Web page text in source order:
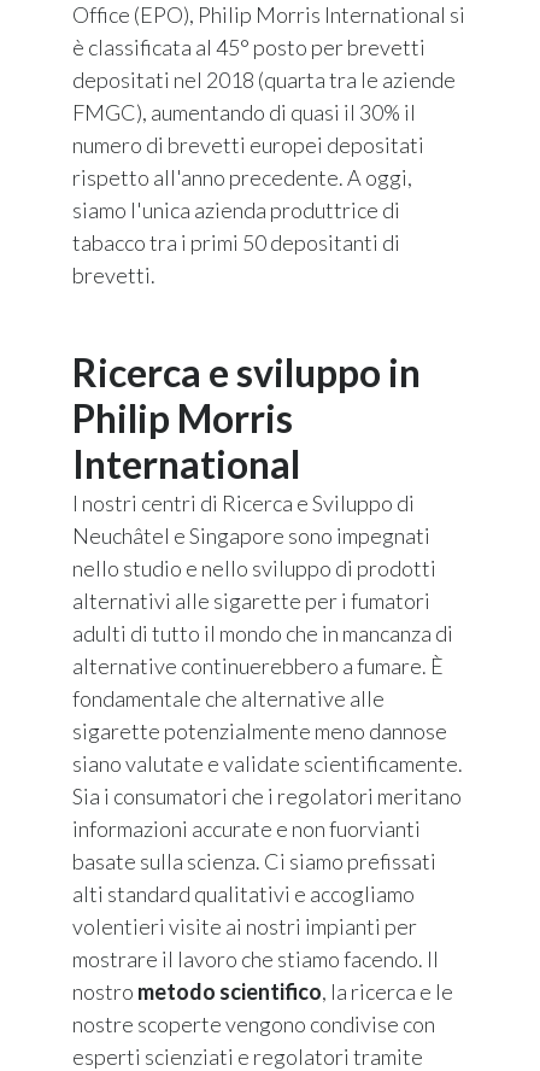
Office (EPO), Philip Morris International si
è classificata al 45° posto per brevetti
depositati nel 2018 (quarta tra le aziende
FMGC), aumentando di quasi il 30% il
numero di brevetti europei depositati
rispetto all'anno precedente. A oggi,
siamo l'unica azienda produttrice di
tabacco tra i primi 50 depositanti di
brevetti.
Ricerca e sviluppo in
Philip Morris
International
I nostri centri di Ricerca e Sviluppo di
Neuchâtel e Singapore sono impegnati
nello studio e nello sviluppo di prodotti
alternativi alle sigarette per i fumatori
adulti di tutto il mondo che in mancanza di
alternative continuerebbero a fumare. È
fondamentale che alternative alle
sigarette potenzialmente meno dannose
siano valutate e validate scientificamente.
Sia i consumatori che i regolatori meritano
informazioni accurate e non fuorvianti
basate sulla scienza. Ci siamo prefissati
alti standard qualitativi e accogliamo
volentieri visite ai nostri impianti per
mostrare il lavoro che stiamo facendo. Il
nostro metodo scientifico, la ricerca e le
nostre scoperte vengono condivise con
esperti scienziati e regolatori tramite